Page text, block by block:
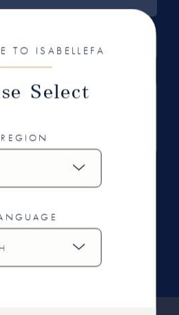
SENDEN
TO ISABELLEFA
Select
REGION